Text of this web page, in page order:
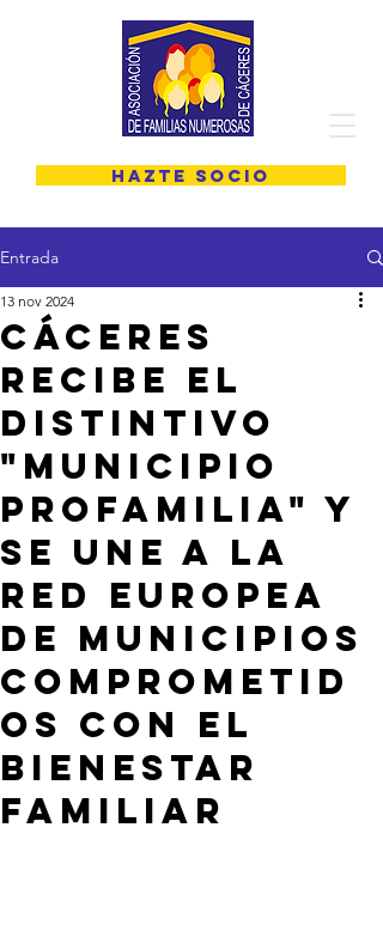
HAZTE SOCIO
Entrada
Cáceres
recibe el
distintivo
"Municipio
Profamilia" y
se une a la
red europea
de municipios
comprometid
os con el
bienestar
familiar
13 nov 2024